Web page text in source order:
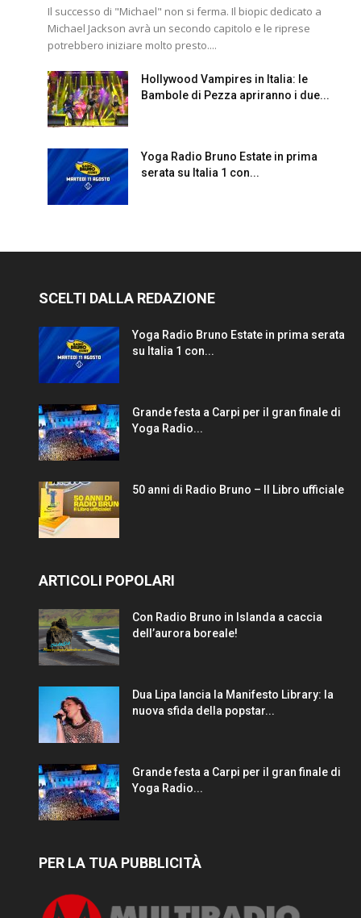
Il successo di "Michael" non si ferma. Il biopic dedicato a
Michael Jackson avrà un secondo capitolo e le riprese
potrebbero iniziare molto presto....
Hollywood Vampires in Italia: le
Bambole di Pezza apriranno i due...
Yoga Radio Bruno Estate in prima
serata su Italia 1 con...
SCELTI DALLA REDAZIONE
Yoga Radio Bruno Estate in prima serata
su Italia 1 con...
Grande festa a Carpi per il gran finale di
Yoga Radio...
50 anni di Radio Bruno – Il Libro ufficiale
ARTICOLI POPOLARI
Con Radio Bruno in Islanda a caccia
dell’aurora boreale!
Dua Lipa lancia la Manifesto Library: la
nuova sfida della popstar...
Grande festa a Carpi per il gran finale di
Yoga Radio...
PER LA TUA PUBBLICITÀ